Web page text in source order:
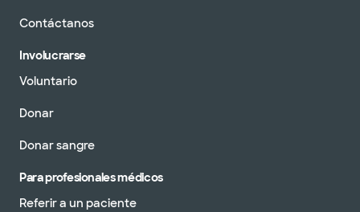
Contáctanos
Involucrarse
Voluntario
Donar
Donar sangre
Para profesionales médicos
Referir a un paciente